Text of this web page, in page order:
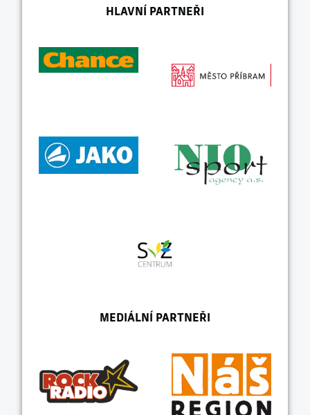
HLAVNÍ PARTNEŘI
MEDIÁLNÍ PARTNEŘI